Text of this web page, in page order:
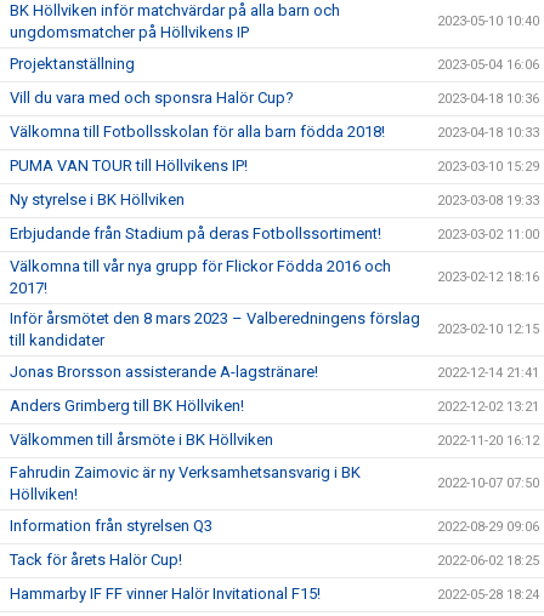
BK Höllviken inför matchvärdar på alla barn och
ungdomsmatcher på Höllvikens IP
2023-05-10 10:40
Projektanställning 2023-05-04 16:06
Vill du vara med och sponsra Halör Cup? 2023-04-18 10:36
Välkomna till Fotbollsskolan för alla barn födda 2018! 2023-04-18 10:33
PUMA VAN TOUR till Höllvikens IP! 2023-03-10 15:29
Ny styrelse i BK Höllviken 2023-03-08 19:33
Erbjudande från Stadium på deras Fotbollssortiment! 2023-03-02 11:00
Välkomna till vår nya grupp för Flickor Födda 2016 och
2017!
2023-02-12 18:16
Inför årsmötet den 8 mars 2023 – Valberedningens förslag
till kandidater
2023-02-10 12:15
Jonas Brorsson assisterande A-lagstränare! 2022-12-14 21:41
Anders Grimberg till BK Höllviken! 2022-12-02 13:21
Välkommen till årsmöte i BK Höllviken 2022-11-20 16:12
Fahrudin Zaimovic är ny Verksamhetsansvarig i BK
Höllviken!
2022-10-07 07:50
Information från styrelsen Q3 2022-08-29 09:06
Tack för årets Halör Cup! 2022-06-02 18:25
Hammarby IF FF vinner Halör Invitational F15! 2022-05-28 18:24